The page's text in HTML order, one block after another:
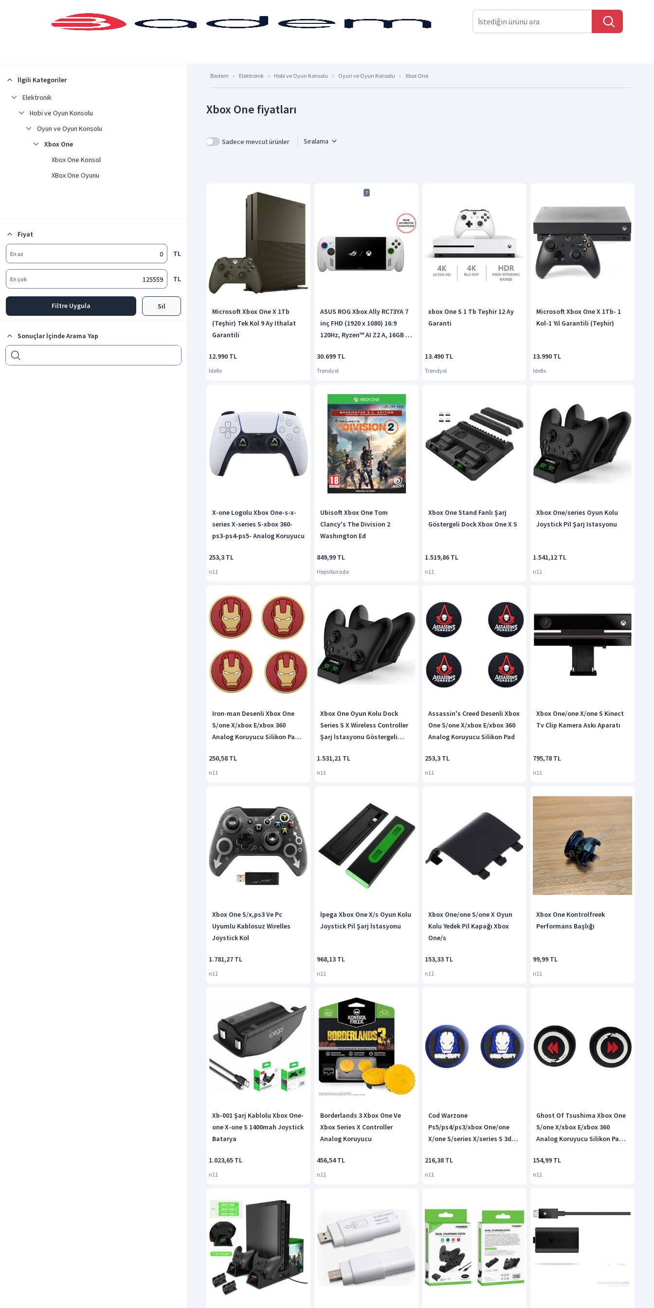
İlgili Kategoriler
Elektronik
Hobi ve Oyun Konsolu
Oyun ve Oyun Konsolu
Xbox One
Xbox One Konsol
XBox One Oyunu
Fiyat
En az TL
En çok TL
Filtre Uygula Sil
Sonuçlar İçinde Arama Yap
Badem Elektronik Hobi ve Oyun Konsolu Oyun ve Oyun Konsolu Xbox One
Xbox One fiyatları
Sadece mevcut ürünler Sıralama
Microsoft Xbox One X 1Tb
(Teşhir) Tek Kol 9 Ay Ithalat
Garantili
12.990 TL
Idefix
7
ASUS ROG Xbox Ally RC73YA 7
inç FHD (1920 x 1080) 16:9
120Hz, Ryzen™ AI Z2 A, 16GB ,
30.699 TL
Trendyol
xbox One S 1 Tb Teşhir 12 Ay
Garanti
13.490 TL
Trendyol
Microsoft Xbox One X 1Tb- 1
Kol-1 Yıl Garantili (Teşhir)
13.990 TL
Idefix
X-one Logolu Xbox One-s-x-
series X-series S-xbox 360-
ps3-ps4-ps5- Analog Koruyucu
253,3 TL
n11
Ubisoft Xbox One Tom
Clancy's The Division 2
Washıngton Ed
849,99 TL
Hepsiburada
Xbox One Stand Fanlı Şarj
Göstergeli Dock Xbox One X S
1.519,86 TL
n11
Xbox One/series Oyun Kolu
Joystick Pil Şarj Istasyonu
1.541,12 TL
n11
Iron-man Desenli Xbox One
S/one X/xbox E/xbox 360
Analog Koruyucu Silikon Pad
250,58 TL
n11
Xbox One Oyun Kolu Dock
Series S X Wireless Controller
Şarj İstasyonu Göstergeli
1.531,21 TL
n11
Assassin's Creed Desenli Xbox
One S/one X/xbox E/xbox 360
Analog Koruyucu Silikon Pad
253,3 TL
n11
Xbox One/one X/one S Kinect
Tv Clip Kamera Askı Aparatı
795,78 TL
n11
Xbox One S/x,ps3 Ve Pc
Uyumlu Kablosuz Wirelles
Joystick Kol
1.781,27 TL
n11
İpega Xbox One X/s Oyun Kolu
Joystick Pil Şarj İstasyonu
968,13 TL
n11
Xbox One/one S/one X Oyun
Kolu Yedek Pil Kapağı Xbox
One/s
153,33 TL
n11
Xbox One Kontrolfreek
Performans Başlığı
99,99 TL
n11
Xb-001 Şarj Kablolu Xbox One-
one X-one S 1400mah Joystick
Batarya
1.023,65 TL
n11
Borderlands 3 Xbox One Ve
Xbox Series X Controller
Analog Koruyucu
456,54 TL
n11
Cod Warzone
Ps5/ps4/ps3/xbox One/one
X/one S/series X/series S 3d
Adet Warzone 2
216,38 TL
n11
Ghost Of Tsushima Xbox One
S/one X/xbox E/xbox 360
Analog Koruyucu Silikon Pad-2
154,99 TL
n11